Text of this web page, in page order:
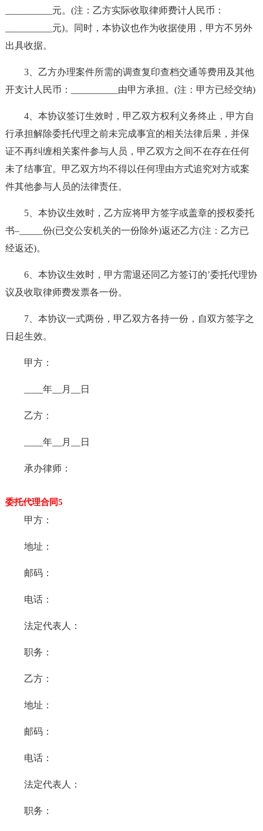
__________元。(注：乙方实际收取律师费计人民币：
__________元)。同时，本协议也作为收据使用，甲方不另外
出具收据。
3、乙方办理案件所需的调查复印查档交通等费用及其他
开支计人民币：__________由甲方承担。(注：甲方已经交纳)
4、本协议签订生效时，甲乙双方权利义务终止，甲方自
行承担解除委托代理之前未完成事宜的相关法律后果，并保
证不再纠缠相关案件参与人员，甲乙双方之间不在存在任何
未了结事宜。甲乙双方均不得以任何理由方式追究对方或案
件其他参与人员的法律责任。
5、本协议生效时，乙方应将甲方签字或盖章的授权委托
书–_____份(已交公安机关的一份除外)返还乙方(注：乙方已
经返还)。
6、本协议生效时，甲方需退还同乙方签订的’委托代理协
议及收取律师费发票各一份。
7、本协议一式两份，甲乙双方各持一份，自双方签字之
日起生效。
甲方：
____年__月__日
乙方：
____年__月__日
承办律师：
委托代理合同5
甲方：
地址：
邮码：
电话：
法定代表人：
职务：
乙方：
地址：
邮码：
电话：
法定代表人：
职务：